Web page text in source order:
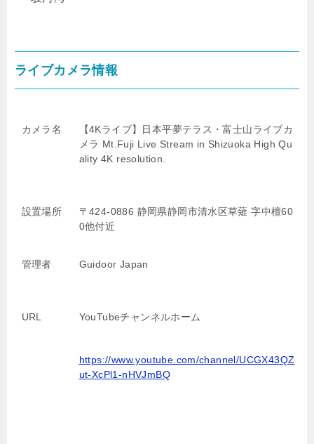
ライブカメラ情報
カメラ名
【4Kライブ】日本平夢テラス・富士山ライブカ
メラ Mt.Fuji Live Stream in Shizuoka High Qu
ality 4K resolution.
設置場所
〒424-0886 静岡県静岡市清水区草薙 字中檀60
0他付近
管理者 Guidoor Japan
URL YouTubeチャンネルホーム
https://www.youtube.com/channel/UCGX43QZ
ut-XcPl1-nHVJmBQ